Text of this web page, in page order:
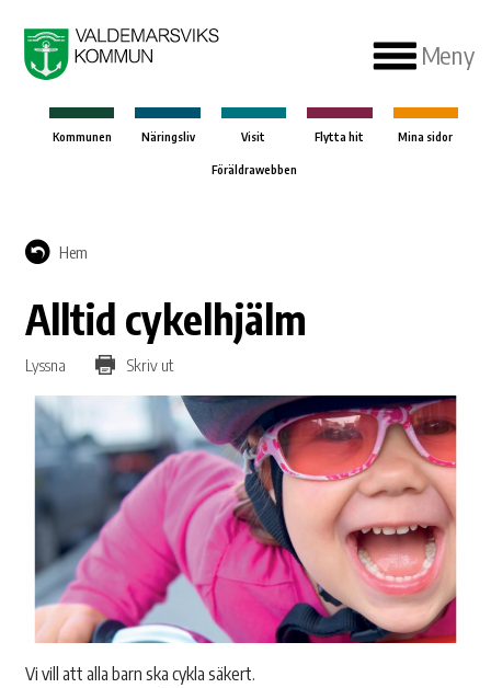
Meny
Kommunen Näringsliv Visit Flytta hit Mina sidor
Föräldrawebben
Hem
Alltid cykelhjälm
Lyssna Skriv ut
Vi vill att alla barn ska cykla säkert.